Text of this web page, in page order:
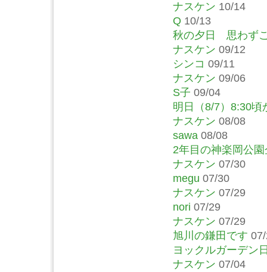
ナスケン 10/14
Q 10/13
秋の夕日 思わず
ナスケン 09/12
シンコ 09/11
ナスケン 09/06
S子 09/04
明日（8/7）8:30頃
ナスケン 08/08
sawa 08/08
2年目の神楽岡公
ナスケン 07/30
megu 07/30
ナスケン 07/29
nori 07/29
ナスケン 07/29
旭川の鎌田です
ヨックルガーデン
ナスケン 07/04